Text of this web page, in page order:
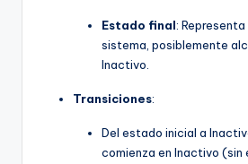
Estado final:
sistema, posiblemente
Inactivo.
Transiciones:
Del estado inicial a
comienza en Inactivo (sin